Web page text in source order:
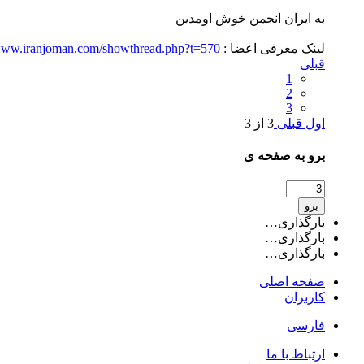
به ایران انجمن خوش اومدین
لینک معرفی اعضا : showthread.php?t=570
قبلی
1
2
3
اول قبلی 3 از 3
برو به صفحه ی
برو
بارگذاری…
بارگذاری…
بارگذاری…
صفحه اصلی
کاربران
فارسی
ارتباط با ما